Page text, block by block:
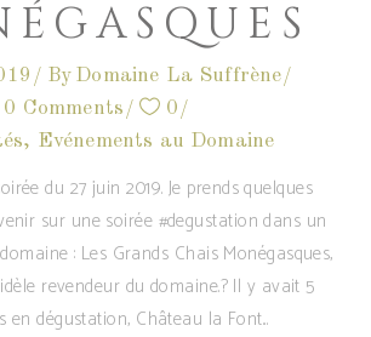
By Domaine La Suffrène
0 Comments
0
, Evénements au Domaine
du 27 juin 2019. Je prends quelques
sur une soirée #degustation dans un
: Les Grands Chais Monégasques​,
revendeur du domaine.? Il y avait 5
en dégustation, Château la Font